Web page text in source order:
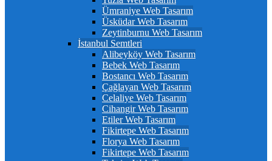
Ümraniye Web Tasarım
Üsküdar Web Tasarım
Zeytinburnu Web Tasarım
İstanbul Semtleri
Alibeyköy Web Tasarım
Bebek Web Tasarım
Bostancı Web Tasarım
Çağlayan Web Tasarım
Celaliye Web Tasarım
Cihangir Web Tasarım
Etiler Web Tasarım
Fikirtepe Web Tasarım
Florya Web Tasarım
Fikirtepe Web Tasarım